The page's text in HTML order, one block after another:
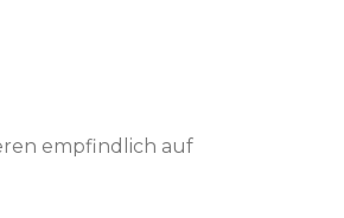
empfindlich auf